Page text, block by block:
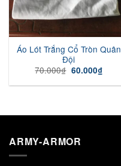
Áo Lót Trắng Cổ Tròn Quân
Đội
70.000₫ Giá
gốc
là:
60.000₫Giá
hiện
tại
ARMY-ARMOR